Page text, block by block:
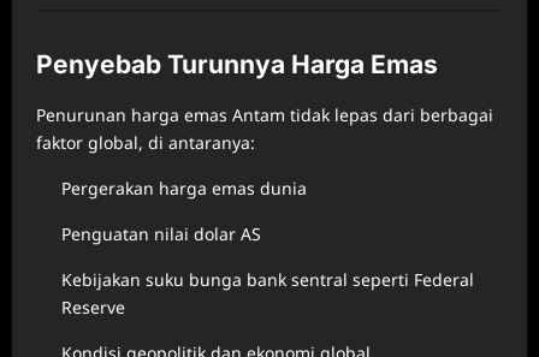
Penyebab Turunnya Harga Emas
Penurunan harga emas Antam tidak lepas dari berbagai
faktor global, di antaranya:
Pergerakan harga emas dunia
Penguatan nilai dolar AS
Kebijakan suku bunga bank sentral seperti Federal
Reserve
Kondisi geopolitik dan ekonomi global